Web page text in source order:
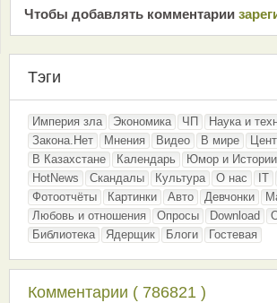
Чтобы добавлять комментарии
Тэги
Империя зла Экономика ЧП Наука и
Закона.Нет
Мнения Видео В мире
В Казахстане
Календарь Юмор и Истории
HotNews
Скандалы Культура О нас IT
Фотоотчёты
Картинки Авто Девчонки
Любовь и отношения
Опросы Download
Библиотека
Ядерщик Блоги Гостевая
Комментарии ( 786821 )